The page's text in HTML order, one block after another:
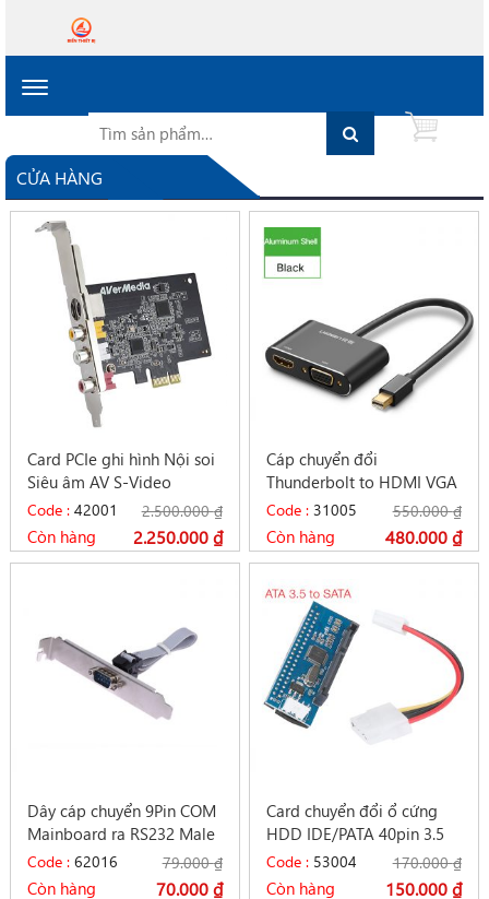
Toggle
navigation
Tìm
cho:
CỬA HÀNG
Card PCIe ghi hình Nội soi
Siêu âm AV S-Video
AverMedia C725B2.500.000₫
2.250.000₫
Code :42001
Còn hàng
Cáp chuyển đổi
Thunderbolt to HDMI VGA
Ugreen 20422 vỏ nhôm
đen
550.000₫
480.000₫
Code :31005
Còn hàng
Dây cáp chuyển 9Pin COM
Mainboard ra RS232 Male
79.000₫
70.000₫
Code :62016
Còn hàng
Card chuyển đổi ổ cứng
HDD IDE/PATA 40pin 3.5
inch sang SATA
170.000₫
150.000₫
Code : 53004
Còn hàng